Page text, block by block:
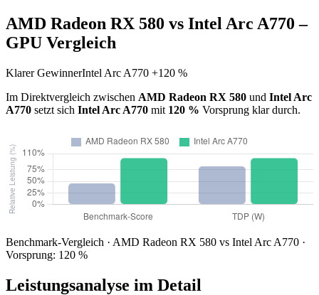
AMD Radeon RX 580 vs Intel Arc A770 –
GPU Vergleich
Klarer GewinnerIntel Arc A770 +120 %
Im Direktvergleich zwischen AMD Radeon RX 580 und Intel Arc
A770 setzt sich Intel Arc A770 mit 120 % Vorsprung klar durch.
Benchmark-Vergleich · AMD Radeon RX 580 vs Intel Arc A770 ·
Vorsprung: 120 %
Leistungsanalyse im Detail